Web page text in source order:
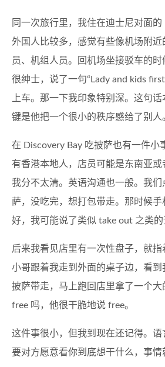
同一次旅行里，我住在迪士尼对面
外国人比较多，感觉有些像机场附
员、机组人员。回机场坐接驳车的
很绅士，说了一句“Lady and kids
上车。那一下我印象特别深。这句
键是他把一个很小的秩序感给了别人
在 Discovery Bay 吃披萨也有一件小
有香港本地人，店员可能是东南亚或
我分不太清。英语沟通也一般。我们
萨，没吃完，想打包带走。那时候手
好，我可能说了类似 take out 之类的
后来我看见店里有一次性盘子，就指
小哥跟着我走到外面的桌子边，看
披萨带走，马上跑回店里拿了一个
free 吗，他很干脆地说 free。
这件事很小，但我到现在还记得。语
要对方愿意看你到底想干什么，事情